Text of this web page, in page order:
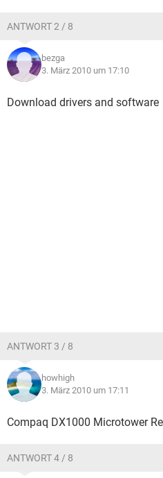
ANTWORT 2 / 8
bezga
3. März 2010 um 17:10
Download drivers and software
ANTWORT 3 / 8
howhigh
3. März 2010 um 17:11
Compaq DX1000 Microtower
ANTWORT 4 / 8